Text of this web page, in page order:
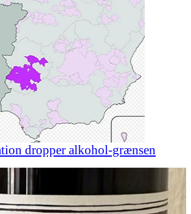
dropper alkohol-grænsen